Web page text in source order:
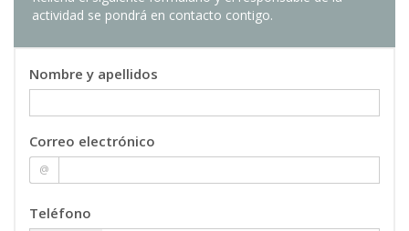
del sector
3 ECTS
actividad se pondrá en contacto contigo.
Nombre y apellidos
Correo electrónico
@
Teléfono